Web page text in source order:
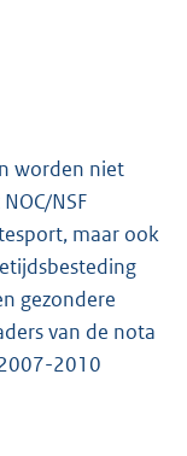
worden niet
NSF
maar ook
gezondere
van de nota
2010